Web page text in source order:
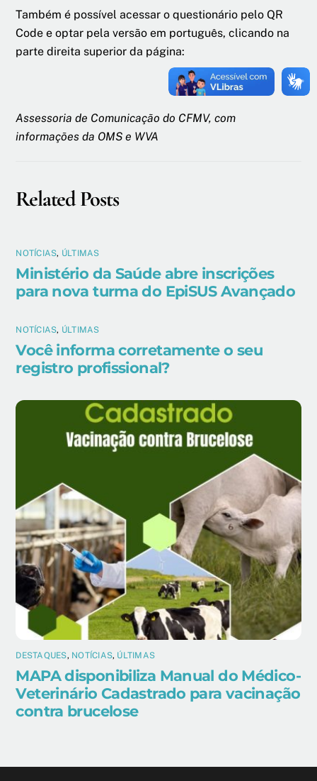
Também é possível acessar o questionário pelo QR
Code e optar pela versão em português, clicando na
parte direita superior da página:
Assessoria de Comunicação do CFMV, com
informações da OMS e WVA
Related Posts
NOTÍCIAS, ÚLTIMAS
Ministério da Saúde abre inscrições
para nova turma do EpiSUS Avançado
NOTÍCIAS, ÚLTIMAS
Você informa corretamente o seu
registro profissional?
DESTAQUES, NOTÍCIAS, ÚLTIMAS
MAPA disponibiliza Manual do Médico-
Veterinário Cadastrado para vacinação
contra brucelose